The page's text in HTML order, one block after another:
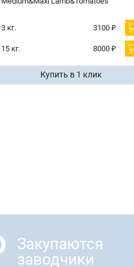
3 кг. 3100 ₽
15 кг. 8000 ₽
Купить в 1 клик
Закупаются
заводчики